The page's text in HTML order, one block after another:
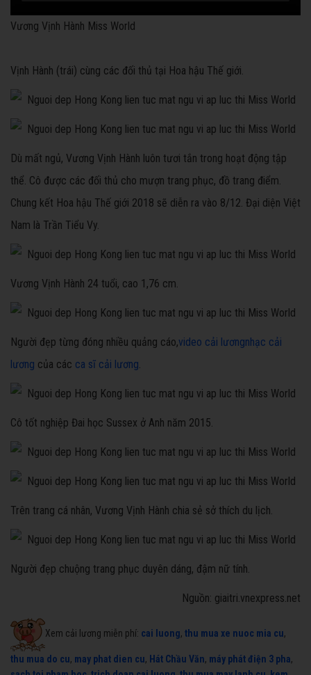
Vương Vịnh Hành Miss World
Vịnh Hành (trái) cùng các đối thủ tại Hoa hậu Thế giới.
Dù mất ngủ, Vương Vịnh Hành luôn tươi tắn trong hoạt động tập
thể. Cô được các đối thủ cho mượn trang phục, đồ trang điểm.
Chung kết Hoa hậu Thế giới 2018 sẽ diễn ra vào 8/12. Đại diện Việt
Nam là Trần Tiểu Vy.
Vương Vịnh Hành 24 tuổi, cao 1,76 cm.
Người đẹp từng đóng nhiều quảng cáo,video cải lươngnhạc cải
lương của các ca sĩ cải lương.
Cô tốt nghiệp Đai học Sussex ở Anh năm 2015.
Trên trang cá nhân, Vương Vịnh Hành chia sẻ sở thích du lịch.
Người đẹp chuộng trang phục duyên dáng, đậm nữ tính.
Nguồn: giaitri.vnexpress.net
Xem cải lương miễn phí: cai luong, thu mua xe nuoc mia cu,
thu mua do cu, may phat dien cu, Hát Chầu Văn, máy phát điện 3 pha,